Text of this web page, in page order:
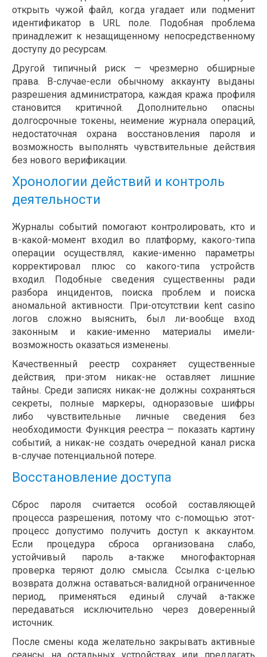
открыть чужой файл, когда угадает или подменит
идентификатор в URL поле. Подобная проблема
принадлежит к незащищенному непосредственному
доступу до ресурсам.
Другой типичный риск — чрезмерно обширные
права. В-случае-если обычному аккаунту выданы
разрешения администратора, каждая кража профиля
становится критичной. Дополнительно опасны
долгосрочные токены, неимение журнала операций,
недостаточная охрана восстановления пароля и
возможность выполнять чувствительные действия
без нового верификации.
Хронологии действий и контроль
деятельности
Журналы событий помогают контролировать, кто и
в-какой-момент входил во платформу, какого-типа
операции осуществлял, какие-именно параметры
корректировал плюс со какого-типа устройств
входил. Подобные сведения существенны ради
разбора инцидентов, поиска проблем и поиска
аномальной активности. При-отсутствии kent casino
логов сложно выяснить, был ли-вообще вход
законным и какие-именно материалы имели-
возможность оказаться изменены.
Качественный реестр сохраняет существенные
действия, при-этом никак-не оставляет лишние
тайны. Среди записях никак-не должны сохраняться
секреты, полные маркеры, одноразовые шифры
либо чувствительные личные сведения без
необходимости. Функция реестра — показать картину
событий, а никак-не создать очередной канал риска
в-случае потенциальной потере.
Восстановление доступа
Сброс пароля считается особой составляющей
процесса разрешения, потому что с-помощью этот-
процесс допустимо получить доступ к аккаунтом.
Если процедура сброса организована слабо,
устойчивый пароль а-также многофакторная
проверка теряют долю смысла. Ссылка с-целью
возврата должна оставаться-валидной ограниченное
период, применяться единый случай а-также
передаваться исключительно через доверенный
источник.
После смены кода желательно закрывать активные